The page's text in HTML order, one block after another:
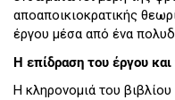
αποαποικιοκρατικής
έργου μέσα από ένα
Η επίδραση του έργου
H κληρονομιά του